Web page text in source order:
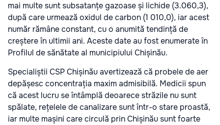
mai multe sunt subsatanțe gazoase și lichide (3.060,3),
după care urmează oxidul de carbon (1 010,0), iar acest
număr rămâne constant, cu o anumită tendință de
creștere în ultimii ani. Aceste date au fost enumerate în
Profilul de sănătate al municipiului Chișinău.
Specialiștii CSP Chișinău avertizează că probele de aer
depășesc concentrația maxim admisibilă. Medicii spun
că acest lucru se întâmplă deoarece străzile nu sunt
spălate, rețelele de canalizare sunt într-o stare proastă,
iar multe mașini care circulă prin Chișinău sunt foarte